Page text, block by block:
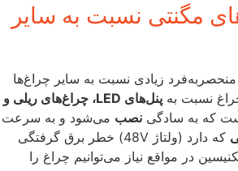
مگنتی نسبت به سایر
زیادی نسبت به سایر چراغ‌ها
نسبت به
پنل‌های LED، چراغ‌های ریلی و
که به سادگی نصب می‌شود و به سرعت
که دارد (ولتاژ 48V) خطر برق گرفتگی
در مواقع نیاز می‌توانیم چراغ را